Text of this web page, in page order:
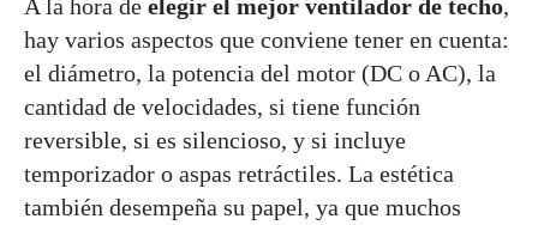
A la hora de elegir el mejor ventilador de techo,
hay varios aspectos que conviene tener en cuenta:
el diámetro, la potencia del motor (DC o AC), la
cantidad de velocidades, si tiene función
reversible, si es silencioso, y si incluye
temporizador o aspas retráctiles. La estética
también desempeña su papel, ya que muchos